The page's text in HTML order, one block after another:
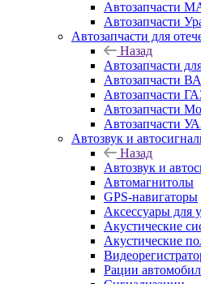
Автозапчасти
Автозапчасти
Автозапчасти для
Назад
Автозапчасти
Автозапчасти
Автозапчасти
Автозапчасти
Автозапчасти
Автозвук и
Назад
Автозвук и
Автомагнитолы
GPS-навигаторы
Аксессуары для
Акустические
Акустические
Рации